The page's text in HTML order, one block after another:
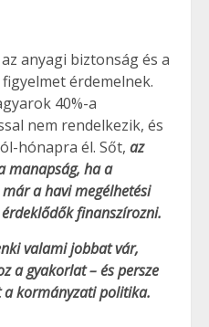
anyagi biztonság és a
érdemelnek.
40%-a
nem rendelkezik, és
hónapra él. Sőt, az
manapság, ha a
a havi megélhetési
finanszírozni.
valami jobbat vár,
a gyakorlat – és persze
a kormányzati politika.